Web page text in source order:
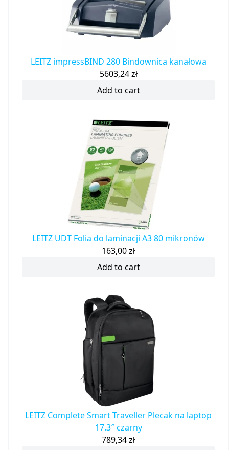
LEITZ impressBIND 280 Bindownica kanałowa
5603,24zł
Add to cart
LEITZ UDT Folia do laminacji A3 80 mikronów
163,00zł
Add to cart
LEITZ Complete Smart Traveller Plecak na laptop
17.3″ czarny
789,34zł